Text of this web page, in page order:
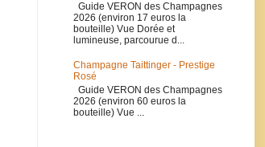
Guide VERON des Champagnes
2026 (environ 17 euros la
bouteille) Vue Dorée et
lumineuse, parcourue d...
Champagne Taittinger - Prestige
Rosé
Guide VERON des Champagnes
2026 (environ 60 euros la
bouteille) Vue ...